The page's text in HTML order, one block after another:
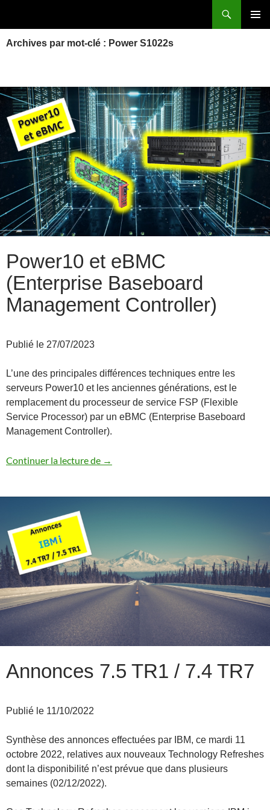
Archives par mot-clé : Power S1022s
Power10 et eBMC
(Enterprise Baseboard
Management Controller)
Publié le 27/07/2023
L’une des principales différences techniques entre les
serveurs Power10 et les anciennes générations, est le
remplacement du processeur de service FSP (Flexible
Service Processor) par un eBMC (Enterprise Baseboard
Management Controller).
Continuer la lecture de Power10 et eBMC (Enterprise
→
Annonces 7.5 TR1 / 7.4 TR7
Publié le 11/10/2022
Synthèse des annonces effectuées par IBM, ce mardi 11
octobre 2022, relatives aux nouveaux Technology Refreshes
dont la disponibilité n’est prévue que dans plusieurs
semaines (02/12/2022).